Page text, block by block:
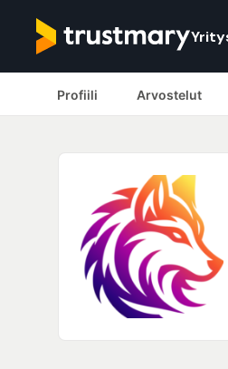
Profiili Arvostelut